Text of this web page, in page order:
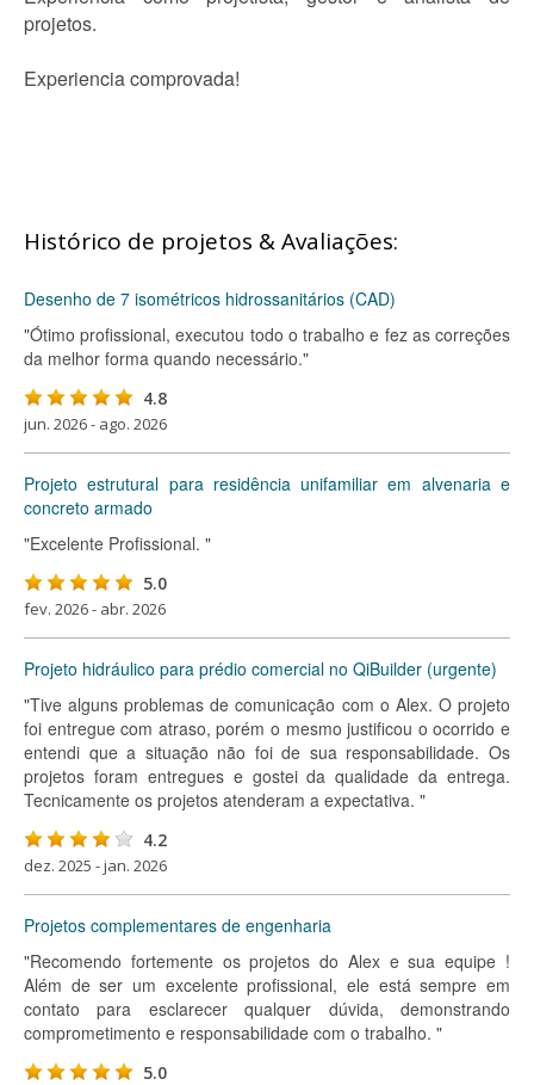
projetos.
Experiencia comprovada!
Histórico de projetos & Avaliações:
Desenho de 7 isométricos hidrossanitários (CAD)
"Ótimo profissional, executou todo o trabalho e fez as correções
da melhor forma quando necessário."
4.8
jun. 2026 - ago. 2026
Projeto estrutural para residência unifamiliar em alvenaria e
concreto armado
"Excelente Profissional. "
5.0
fev. 2026 - abr. 2026
Projeto hidráulico para prédio comercial no QiBuilder (urgente)
"Tive alguns problemas de comunicação com o Alex. O projeto
foi entregue com atraso, porém o mesmo justificou o ocorrido e
entendi que a situação não foi de sua responsabilidade. Os
projetos foram entregues e gostei da qualidade da entrega.
Tecnicamente os projetos atenderam a expectativa. "
4.2
dez. 2025 - jan. 2026
Projetos complementares de engenharia
"Recomendo fortemente os projetos do Alex e sua equipe !
Além de ser um excelente profissional, ele está sempre em
contato para esclarecer qualquer dúvida, demonstrando
comprometimento e responsabilidade com o trabalho. "
5.0